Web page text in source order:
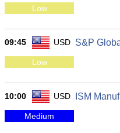
Low
09:45 USD S&P
Low
10:00 USD ISM
Medium